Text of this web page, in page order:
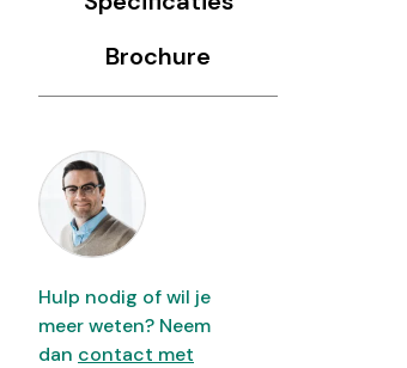
Hulp nodig of wil je
meer weten? Neem
dan contact met
Brochure